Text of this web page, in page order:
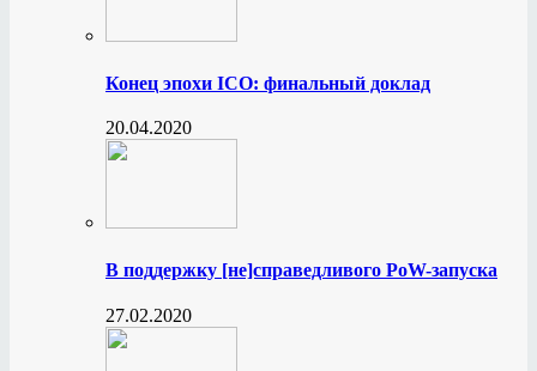
Конец эпохи ICO: финальный доклад
20.04.2020
В поддержку [не]справедливого PoW-запуска
27.02.2020